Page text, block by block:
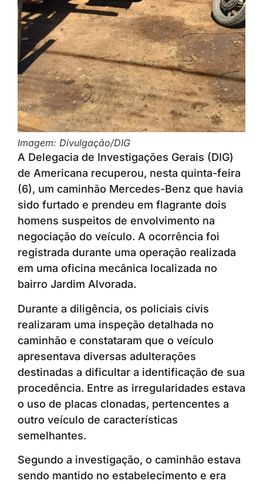
Imagem: Divulgação/DIG
A Delegacia de Investigações Gerais (DIG)
de Americana recuperou, nesta quinta-feira
(6), um caminhão Mercedes-Benz que havia
sido furtado e prendeu em flagrante dois
homens suspeitos de envolvimento na
negociação do veículo. A ocorrência foi
registrada durante uma operação realizada
em uma oficina mecânica localizada no
bairro Jardim Alvorada.
Durante a diligência, os policiais civis
realizaram uma inspeção detalhada no
caminhão e constataram que o veículo
apresentava diversas adulterações
destinadas a dificultar a identificação de sua
procedência. Entre as irregularidades estava
o uso de placas clonadas, pertencentes a
outro veículo de características
semelhantes.
Segundo a investigação, o caminhão estava
sendo mantido no estabelecimento e era